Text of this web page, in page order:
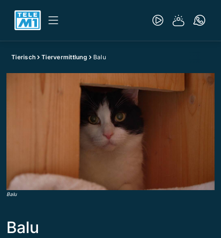
Tierisch Tiervermittlung Balu
Balu
Balu